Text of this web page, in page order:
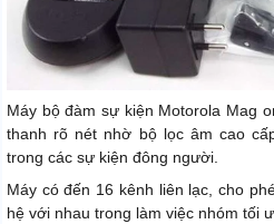
Máy bộ đàm sự kiện Motorola Mag
thanh rõ nét nhờ bộ lọc âm cao
trong các sự kiện đông người.
Máy có đến 16 kênh liên lạc, cho
hệ với nhau trong làm việc nhóm tối